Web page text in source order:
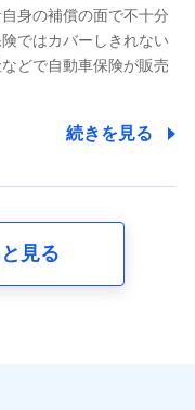
各種サービスのご契
利用時の行動に関す
行動に関する情報、
購入場所・決済に関
情報などが含まれ
法、車のメーカーや
築年数などの情報、
身の補償の面で不十分
ではカバーしきれない
どで自動車保険が販売
続きを見る
見る